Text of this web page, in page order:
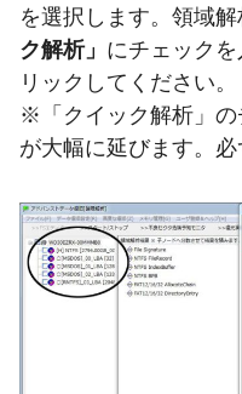
を選択します。領域解
ク解析」 にチェック
リックしてください。
※「クイック解析」
が大幅に延びます。必